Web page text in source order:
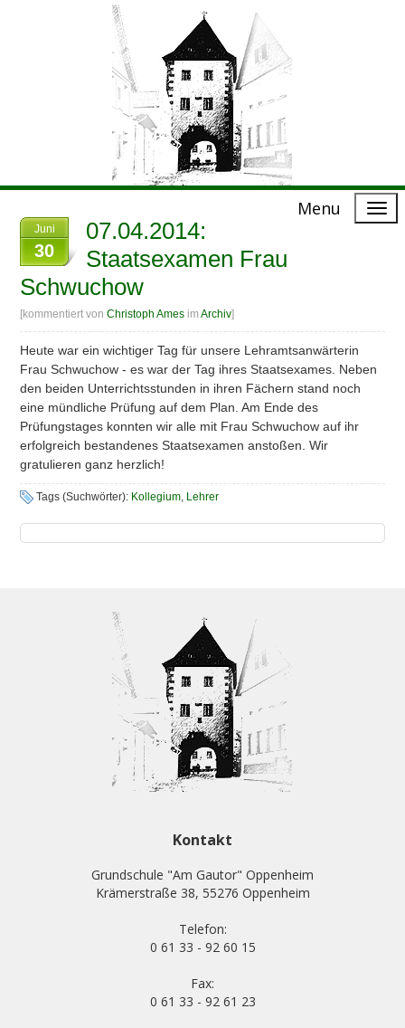
Menu
Juni
30
07.04.2014:
Staatsexamen Frau
Schwuchow
[kommentiert vonChristoph Ames imArchiv]
Heute war ein wichtiger Tag für unsere Lehramtsanwärterin
Frau Schwuchow - es war der Tag ihres Staatsexames. Neben
den beiden Unterrichtsstunden in ihren Fächern stand noch
eine mündliche Prüfung auf dem Plan. Am Ende des
Prüfungstages konnten wir alle mit Frau Schwuchow auf ihr
erfolgreich bestandenes Staatsexamen anstoßen. Wir
gratulieren ganz herzlich!
Tags (Suchwörter): Kollegium, Lehrer
Kontakt
Grundschule "Am Gautor" Oppenheim
Krämerstraße 38, 55276 Oppenheim
Telefon:
0 61 33 - 92 60 15
Fax:
0 61 33 - 92 61 23